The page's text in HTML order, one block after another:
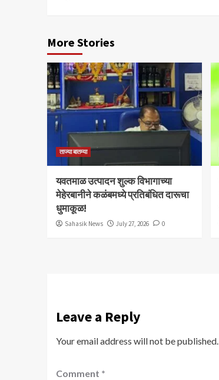
More Stories
ताज्या बातम्या
यवतमाळ उत्पादन शुल्क विभागाच्या
मेहेरबानीने कळंबमध्ये प्रतिबंधित दारूचा
धुमाकूळ!
Sahasik News July 27, 2026 0
Leave a Reply
Your email address will not be published.
Comment *